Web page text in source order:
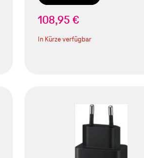
108,95 €
In Kürze verfügbar